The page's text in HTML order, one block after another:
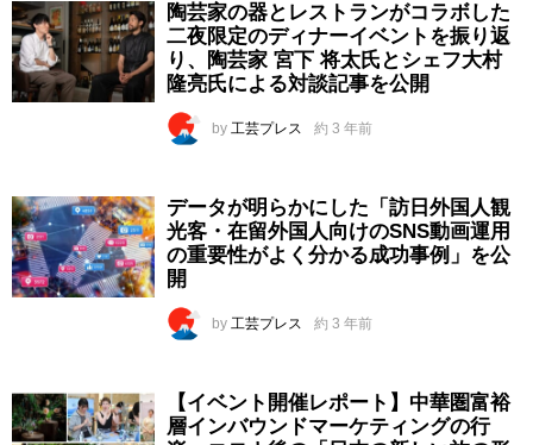
陶芸家の器とレストランがコラボした
二夜限定のディナーイベントを振り返
り、陶芸家 宮下 将太氏とシェフ大村
隆亮氏による対談記事を公開
by 工芸プレス 約 3 年前
データが明らかにした「訪日外国人観
光客・在留外国人向けのSNS動画運用
の重要性がよく分かる成功事例」を公
開
by 工芸プレス 約 3 年前
【イベント開催レポート】中華圏富裕
層インバウンドマーケティングの行